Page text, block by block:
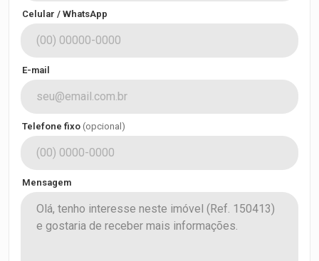
Celular / WhatsApp
E-mail
Telefone fixo (opcional)
Mensagem